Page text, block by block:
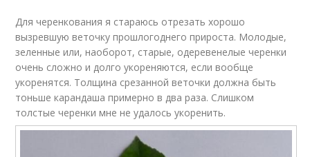
Для черенкования я стараюсь отрезать хорошо
вызревшую веточку прошлогоднего прироста. Молодые,
зеленные или, наоборот, старые, одеревенелые черенки
очень сложно и долго укореняются, если вообще
укоренятся. Толщина срезанной веточки должна быть
тоньше карандаша примерно в два раза. Слишком
толстые черенки мне не удалось укоренить.